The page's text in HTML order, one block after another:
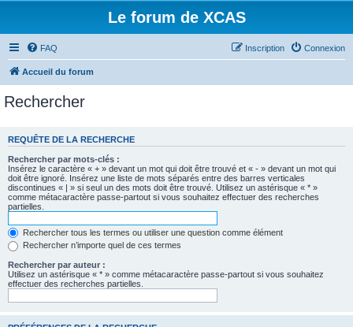
Le forum de XCAS
FAQ Connexion
Inscription
Accueil du forum
Rechercher
REQUÊTE DE LA RECHERCHE
Rechercher par mots-clés :
Insérez le caractère « + » devant un mot qui doit être trouvé et « - » devant un mot qui
doit être ignoré. Insérez une liste de mots séparés entre des barres verticales
discontinues « | » si seul un des mots doit être trouvé. Utilisez un astérisque « * »
comme métacaractère passe-partout si vous souhaitez effectuer des recherches
partielles.
Rechercher tous les termes ou utiliser une question comme élément
Rechercher n’importe quel de ces termes
Rechercher par auteur :
Utilisez un astérisque « * » comme métacaractère passe-partout si vous souhaitez
effectuer des recherches partielles.